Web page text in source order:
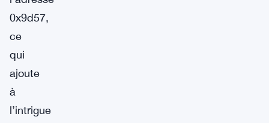
0x9d57,
ce
qui
ajoute
à
l’intrigue